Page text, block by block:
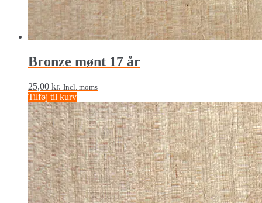
Bronze mønt 17 år
25,00 kr. Incl. moms
Tilføj til kurv